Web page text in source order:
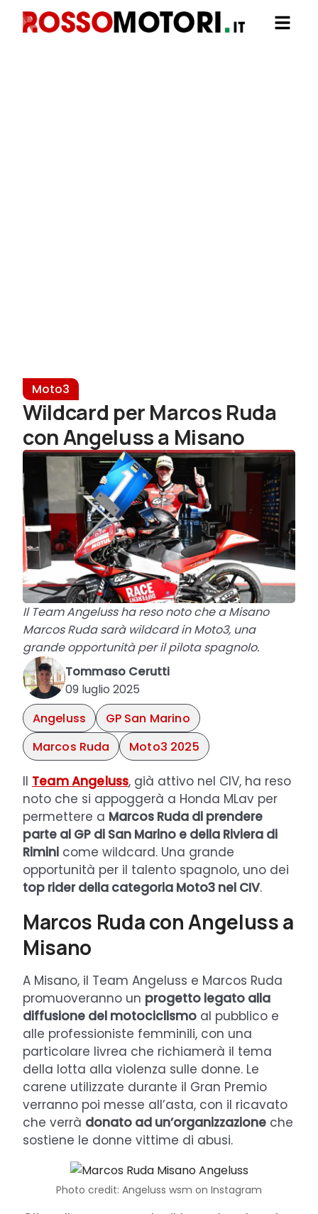
Moto3
Wildcard per Marcos Ruda
con Angeluss a Misano
Il Team Angeluss ha reso noto che a Misano
Marcos Ruda sarà wildcard in Moto3, una
grande opportunità per il pilota spagnolo.
Tommaso Cerutti
09 luglio 2025
Angeluss
GP San Marino
Marcos Ruda
Moto3 2025
Il Team Angeluss, già attivo nel CIV, ha reso
noto che si appoggerà a Honda MLav per
permettere a Marcos Ruda di prendere
parte al GP di San Marino e della Riviera di
Rimini come wildcard. Una grande
opportunità per il talento spagnolo, uno dei
top rider della categoria Moto3 nel CIV.
Marcos Ruda con Angeluss a
Misano
A Misano, il Team Angeluss e Marcos Ruda
promuoveranno un progetto legato alla
diffusione del motociclismo al pubblico e
alle professioniste femminili, con una
particolare livrea che richiamerà il tema
della lotta alla violenza sulle donne. Le
carene utilizzate durante il Gran Premio
verranno poi messe all’asta, con il ricavato
che verrà donato ad un’organizzazione che
sostiene le donne vittime di abusi.
Photo credit: Angeluss wsm on Instagram